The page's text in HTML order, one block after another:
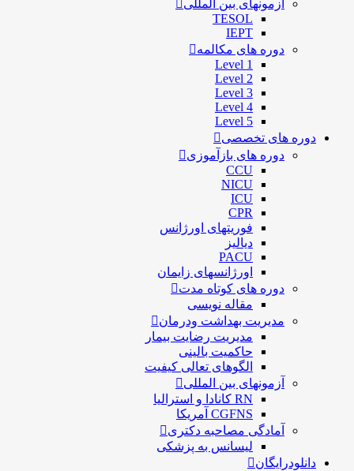
آزمونهای بین المللی
TESOL
IEPT
دوره های مکالمه
Level 1
Level 2
Level 3
Level 4
Level 5
دوره های تخصصی
دوره های بازآموزی
CCU
NICU
ICU
CPR
فوریتهای اورژانس
دیالیز
PACU
اورژانسهای زایمان
دوره های کوتاه مدت
مقاله نویسی
مدیریت بهداشت ودرمان
مديريت رضايت بيمار
حاكميت بالينی
الگوهای تعالی کيفيت
آزمونهای بین المللی
RN کانادا و استرالیا
CGFNS آمریکا
آمادگی مصاحبه دکتری
لیسانس به پزشکی
دانلودرایگان